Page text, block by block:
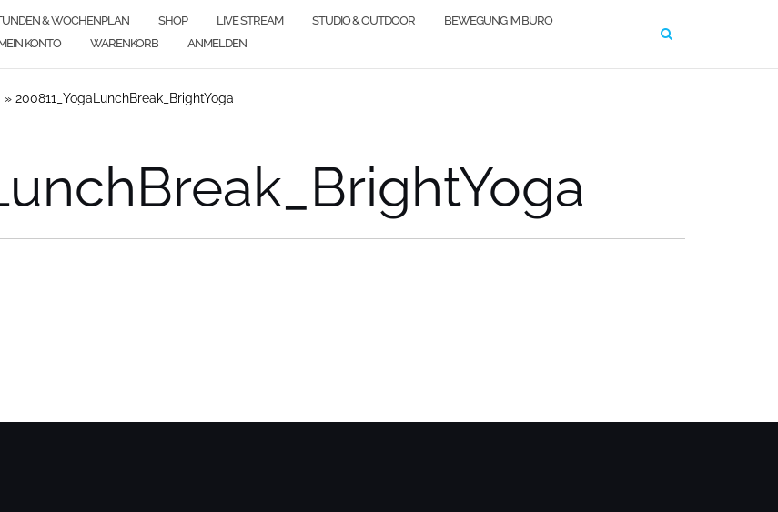
& WOCHENPLAN SHOP LIVE STREAM STUDIO & OUTDOOR
BEWEGUNG IM BÜRO
KONTO WARENKORB ANMELDEN
» 200811_YogaLunchBreak_BrightYoga